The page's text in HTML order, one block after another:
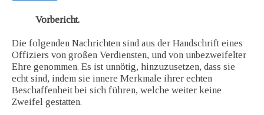
Vorbericht.
Die folgenden Nachrichten sind aus der Handschrift eines
Offiziers von großen Verdiensten, und von unbezweifelter
Ehre genommen. Es ist unnötig, hinzuzusetzen, dass sie
echt sind, indem sie innere Merkmale ihrer echten
Beschaffenheit bei sich führen, welche weiter keine
Zweifel gestatten.